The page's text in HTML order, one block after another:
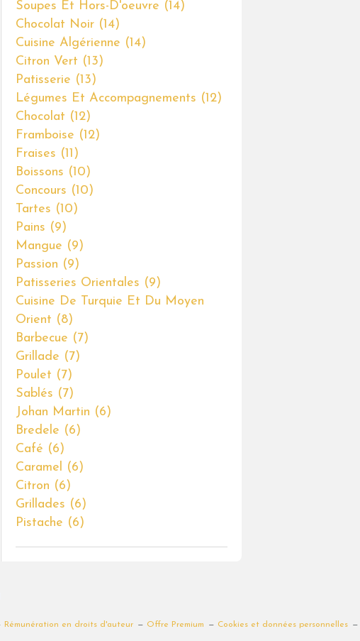
Soupes Et Hors-D'oeuvre (14)
Chocolat Noir (14)
Cuisine Algérienne (14)
Citron Vert (13)
Patisserie (13)
Légumes Et Accompagnements (12)
Chocolat (12)
Framboise (12)
Fraises (11)
Boissons (10)
Concours (10)
Tartes (10)
Pains (9)
Mangue (9)
Passion (9)
Patisseries Orientales (9)
Cuisine De Turquie Et Du Moyen
Orient (8)
Barbecue (7)
Grillade (7)
Poulet (7)
Sablés (7)
Johan Martin (6)
Bredele (6)
Café (6)
Caramel
(6)
Citron (6)
Grillades (6)
Pistache (6)
Rémunération en droits d'auteur Offre Premium Cookies et données personnelles